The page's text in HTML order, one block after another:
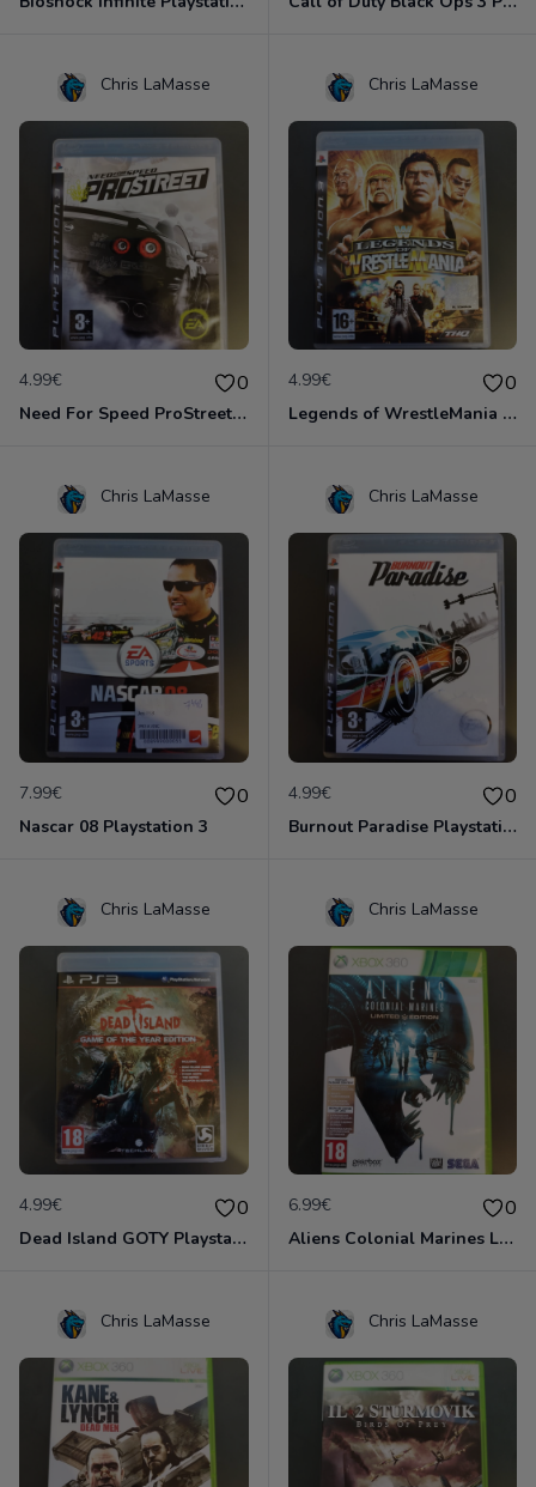
Chris LaMasse
4.99€ 0
Need For Speed ProStreet Playstation 3
Chris LaMasse
4.99€ 0
Legends of WrestleMania Playstation 3
Chris LaMasse
7.99€ 0
Nascar 08 Playstation 3
Chris LaMasse
4.99€ 0
Burnout Paradise Playstation 3
Chris LaMasse
4.99€ 0
Dead Island GOTY Playstation 3
Chris LaMasse
6.99€ 0
Aliens Colonial Marines Limited Edition XBOX 360
Chris LaMasse Chris LaMasse